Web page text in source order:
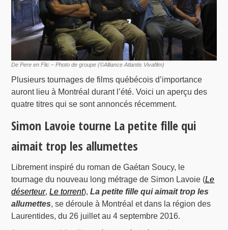
De Pere en Flic – Photo de groupe (©Alliance Atlantis Vivafilm)
Plusieurs tournages de films québécois d’importance
auront lieu à Montréal durant l’été. Voici un aperçu des
quatre titres qui se sont annoncés récemment.
Simon Lavoie tourne La petite fille qui
aimait trop les allumettes
Librement inspiré du roman de Gaétan Soucy, le
tournage du nouveau long métrage de Simon Lavoie (Le
déserteur,Le torrent),La petite fille qui aimait trop les
allumettes, se déroule à Montréal et dans la région des
Laurentides, du 26 juillet au 4 septembre 2016.